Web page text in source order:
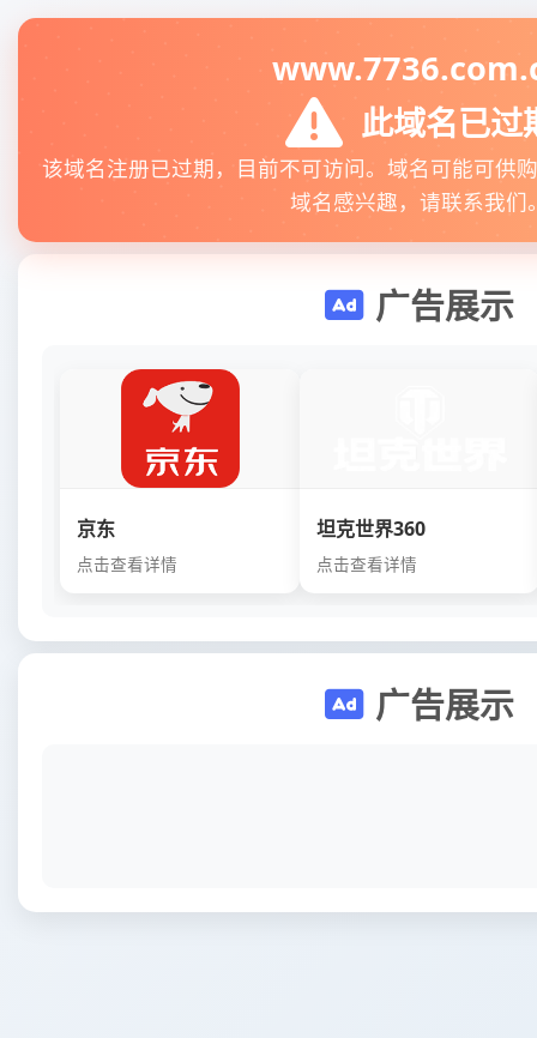
此域名已过
该域名注册已过期，目前不可访问。域名可能可供
域名感兴趣，请联系我们
广告展示
京东
点击查看详情
坦克世界360
点击查看详情
广告展示